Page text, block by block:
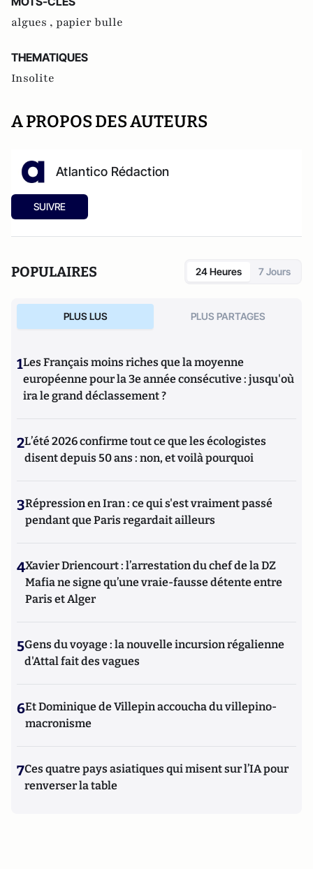
algues , papier bulle
THEMATIQUES
Insolite
A PROPOS DES AUTEURS
Atlantico Rédaction
SUIVRE
POPULAIRES 24 Heures 7 Jours
PLUS LUS PLUS PARTAGES
1Les Français moins riches que la moyenne
européenne pour la 3e année consécutive : jusqu'où
ira le grand déclassement ?
2L’été 2026 confirme tout ce que les écologistes
disent depuis 50 ans : non, et voilà pourquoi
3Répression en Iran : ce qui s'est vraiment passé
pendant que Paris regardait ailleurs
4Xavier Driencourt : l’arrestation du chef de la DZ
Mafia ne signe qu’une vraie-fausse détente entre
Paris et Alger
5Gens du voyage : la nouvelle incursion régalienne
d'Attal fait des vagues
6Et Dominique de Villepin accoucha du villepino-
macronisme
7Ces quatre pays asiatiques qui misent sur l’IA pour
renverser la table